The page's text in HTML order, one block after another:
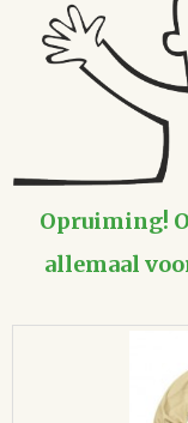
Opruiming!
allemaal